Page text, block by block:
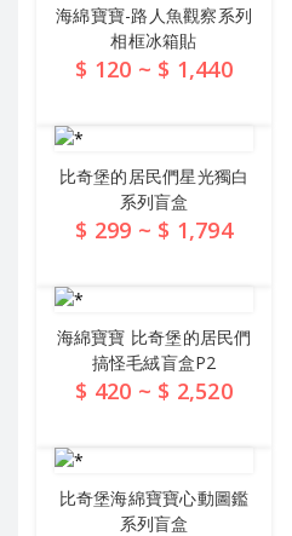
海綿寶寶-路人魚觀察系列
相框冰箱貼
$ 120 ~ $ 1,440
比奇堡的居民們星光獨白
系列盲盒
$ 299 ~ $ 1,794
海綿寶寶 比奇堡的居民們
搞怪毛絨盲盒P2
$ 420 ~ $ 2,520
比奇堡海綿寶寶心動圖鑑
系列盲盒